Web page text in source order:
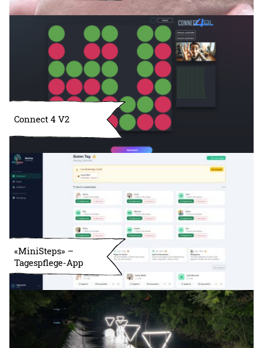
Connect 4 V2
«MiniSteps» –
Tagespflege-App